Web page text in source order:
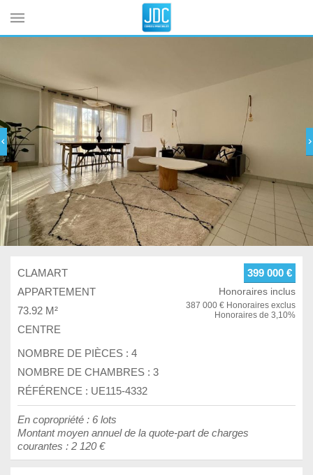
399 000 €
Honoraires inclus
387 000 € Honoraires exclus
Honoraires de 3,10%
CLAMART
APPARTEMENT
73.92 M²
CENTRE
NOMBRE DE PIÈCES : 4
NOMBRE DE CHAMBRES : 3
RÉFÉRENCE : UE115-4332
En copropriété : 6 lots
Montant moyen annuel de la quote-part de charges
courantes : 2 120 €
Cookies management panel